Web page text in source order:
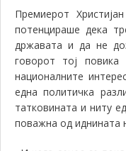
Премиерот
потенцираше дека
државата и да не
говорот тој
националните
една политичка
татковината и ниту
поважна од иднината